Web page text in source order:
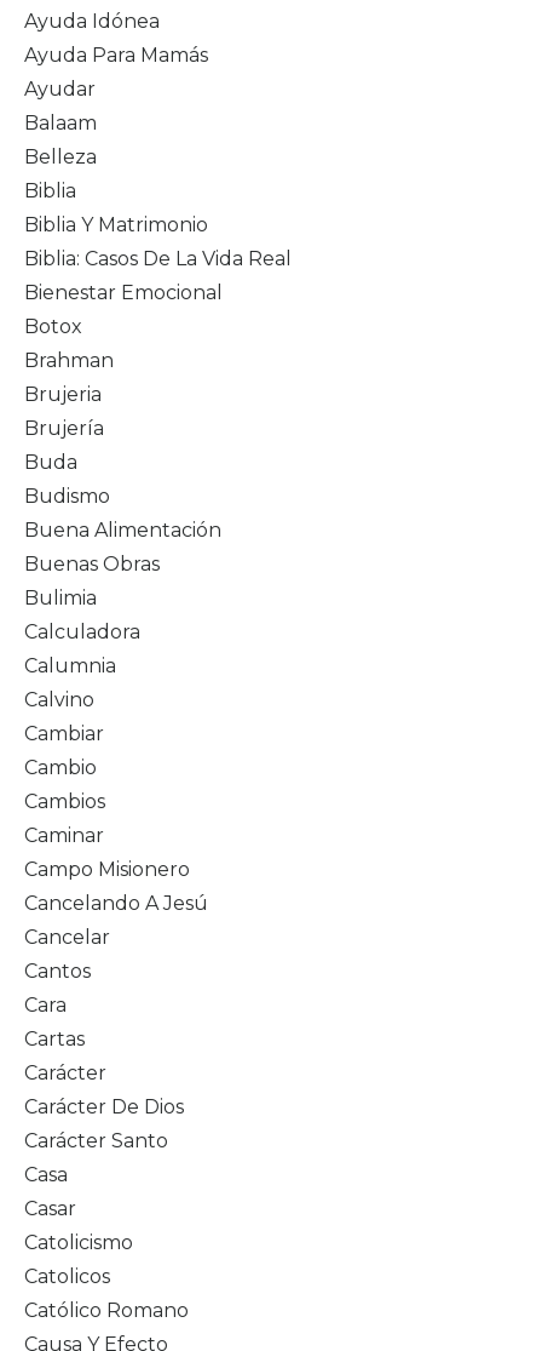
Ayuda Idónea
Ayuda Para Mamás
Ayudar
Balaam
Belleza
Biblia
Biblia Y Matrimonio
Biblia: Casos De La Vida Real
Bienestar Emocional
Botox
Brahman
Brujeria
Brujería
Buda
Budismo
Buena Alimentación
Buenas Obras
Bulimia
Calculadora
Calumnia
Calvino
Cambiar
Cambio
Cambios
Caminar
Campo Misionero
Cancelando A Jesú
Cancelar
Cantos
Cara
Cartas
Carácter
Carácter De Dios
Carácter Santo
Casa
Casar
Catolicismo
Catolicos
Católico Romano
Causa Y Efecto